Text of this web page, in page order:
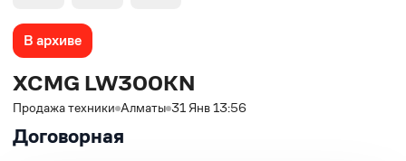
В архиве
XCMG LW300KN
Продажа техники Алматы 31 Янв 13:56
Договорная